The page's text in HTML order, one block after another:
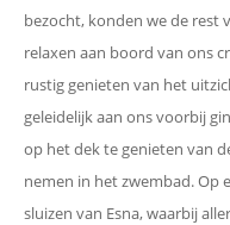
bezocht, konden we de rest
relaxen aan boord van ons
rustig genieten van het
geleidelijk aan ons voorbij
op het dek te genieten van
nemen in het zwembad. Op
sluizen van Esna, waarbij